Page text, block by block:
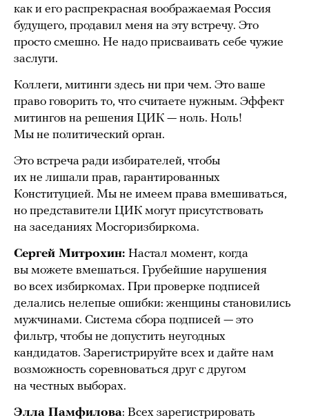
как и его распрекрасная воображаемая Россия
будущего, продавил меня на эту встречу. Это
просто смешно. Не надо присваивать себе чужие
заслуги.
Коллеги, митинги здесь ни при чем. Это ваше
право говорить то, что считаете нужным. Эффект
митингов на решения ЦИК — ноль. Ноль!
Мы не политический орган.
Это встреча ради избирателей, чтобы
их не лишали прав, гарантированных
Конституцией. Мы не имеем права вмешиваться,
но представители ЦИК могут присутствовать
на заседаниях Мосгоризбиркома.
Сергей Митрохин: Настал момент, когда
вы можете вмешаться. Грубейшие нарушения
во всех избиркомах. При проверке подписей
делались нелепые ошибки: женщины становились
мужчинами. Система сбора подписей — это
фильтр, чтобы не допустить неугодных
кандидатов. Зарегистрируйте всех и дайте нам
возможность соревноваться друг с другом
на честных выборах.
Элла Памфилова: Всех зарегистрировать